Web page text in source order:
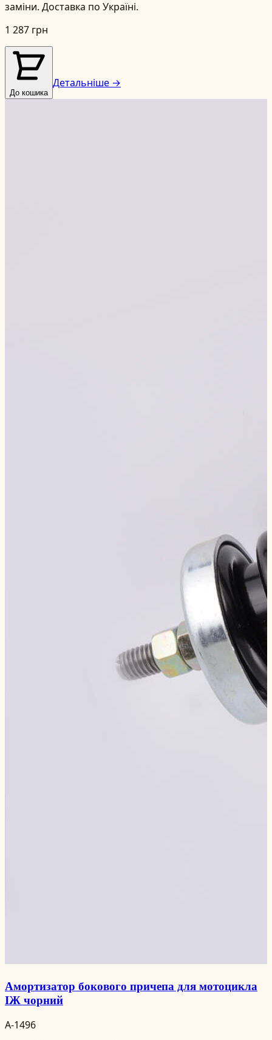
заміни. Доставка по Україні.
1 287 грн
До кошика
Детальніше →
Амортизатор бокового причепа для мотоцикла
ІЖ чорний
A-1496